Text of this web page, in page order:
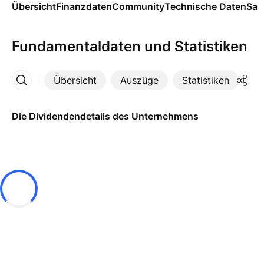
ÜbersichtFinanzdatenCommunityTechnische Daten
Fundamentaldaten und Statistiken
Übersicht Auszüge Statistiken
Mehr
Die Dividendendetails des Unternehmens